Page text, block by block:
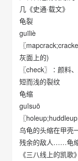
几《史通·载文》
龟裂
guīliè
〖
灰面上的)
〖check〗∶颜料
短而浅的裂纹
龟缩
guīsuō
〖
乌龟的头缩在甲壳
残余的敌人……龟
《三八线上的凯歌》